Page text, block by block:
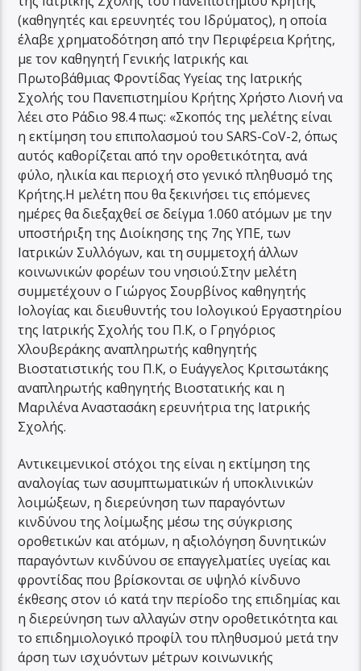
(καθηγητές και ερευνητές του Ιδρύματος), η οποία
έλαβε χρηματοδότηση από την Περιφέρεια Κρήτης,
με τον καθηγητή Γενικής Ιατρικής και
Πρωτοβάθμιας Φροντίδας Υγείας της Ιατρικής
Σχολής του Πανεπιστημίου Κρήτης Χρήστο Λιονή να
λέει στο Ράδιο 98.4 πως: «Σκοπός της μελέτης είναι
η εκτίμηση του επιπολασμού του SARS-CoV-2, όπως
αυτός καθορίζεται από την οροθετικότητα, ανά
φύλο, ηλικία και περιοχή στο γενικό πληθυσμό της
Κρήτης.Η μελέτη που θα ξεκινήσει τις επόμενες
ημέρες θα διεξαχθεί σε δείγμα 1.060 ατόμων με την
υποστήριξη της Διοίκησης της 7ης ΥΠΕ, των
Ιατρικών Συλλόγων, και τη συμμετοχή άλλων
κοινωνικών φορέων του νησιού.Στην μελέτη
συμμετέχουν ο Γιώργος Σουρβίνος καθηγητής
Ιολογίας και διευθυντής του Ιολογικού Εργαστηρίου
της Ιατρικής Σχολής του Π.Κ, ο Γρηγόριος
Χλουβεράκης αναπληρωτής καθηγητής
Βιοστατιστικής του Π.Κ, ο Ευάγγελος Κριτσωτάκης
αναπληρωτής καθηγητής Βιοστατικής και η
Μαριλένα Αναστασάκη ερευνήτρια της Ιατρικής
Σχολής.
Αντικειμενικοί στόχοι της είναι η εκτίμηση της
αναλογίας των ασυμπτωματικών ή υποκλινικών
λοιμώξεων, η διερεύνηση των παραγόντων
κινδύνου της λοίμωξης μέσω της σύγκρισης
οροθετικών και ατόμων, η αξιολόγηση δυνητικών
παραγόντων κινδύνου σε επαγγελματίες υγείας και
φροντίδας που βρίσκονται σε υψηλό κίνδυνο
έκθεσης στον ιό κατά την περίοδο της επιδημίας και
η διερεύνηση των αλλαγών στην οροθετικότητα και
το επιδημιολογικό προφίλ του πληθυσμού μετά την
άρση των ισχυόντων μέτρων κοινωνικής